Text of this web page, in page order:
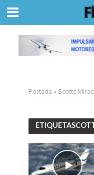
Portada » Scotts